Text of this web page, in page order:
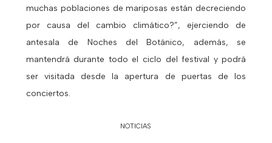
muchas poblaciones de mariposas están decreciendo
por causa del cambio climático?”, ejerciendo de
antesala de Noches del Botánico, además, se
mantendrá durante todo el ciclo del festival y podrá
ser visitada desde la apertura de puertas de los
conciertos.
NOTICIAS